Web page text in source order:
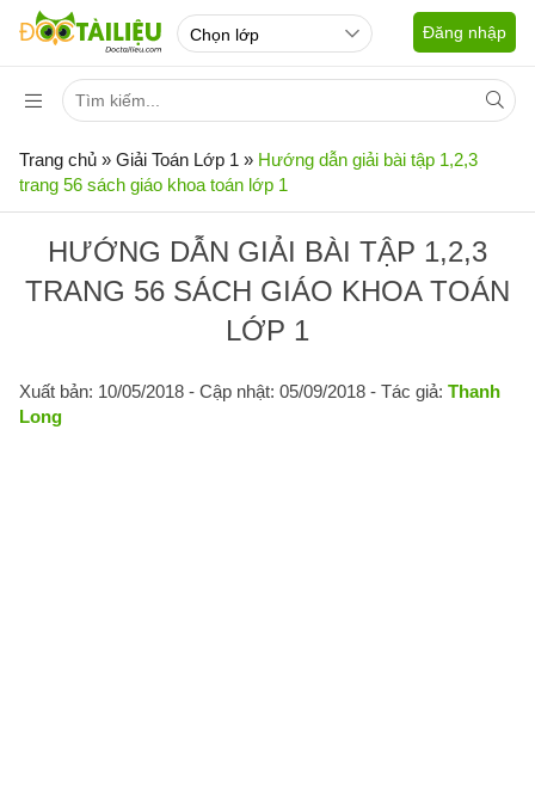
Đăng nhập
Trang chủ » Giải Toán Lớp 1 » Hướng dẫn giải bài tập 1,2,3
trang 56 sách giáo khoa toán lớp 1
HƯỚNG DẪN GIẢI BÀI TẬP 1,2,3
TRANG 56 SÁCH GIÁO KHOA TOÁN
LỚP 1
Xuất bản: 10/05/2018 - Cập nhật: 05/09/2018 - Tác giả: Thanh
Long